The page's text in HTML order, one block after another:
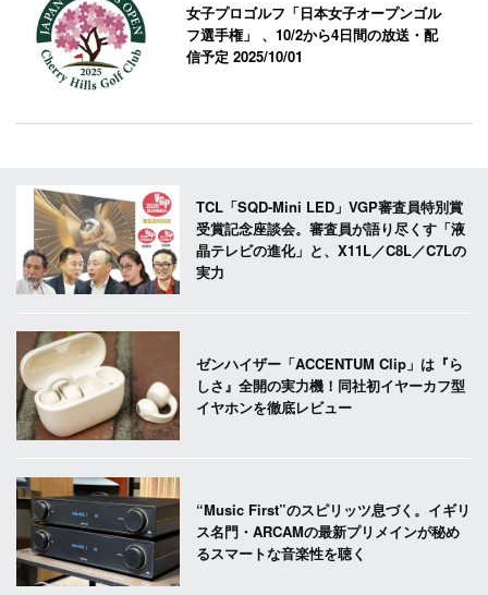
女子プロゴルフ「日本女子オープンゴル
フ選手権」 、10/2から4日間の放送・配
信予定2025/10/01
TCL「SQD-Mini LED」VGP審査員特別賞
受賞記念座談会。審査員が語り尽くす「液
晶テレビの進化」と、X11L／C8L／C7Lの
実力
ゼンハイザー「ACCENTUM Clip」は『ら
しさ』全開の実力機！同社初イヤーカフ型
イヤホンを徹底レビュー
“Music First”のスピリッツ息づく。イギリ
ス名門・ARCAMの最新プリメインが秘め
るスマートな音楽性を聴く